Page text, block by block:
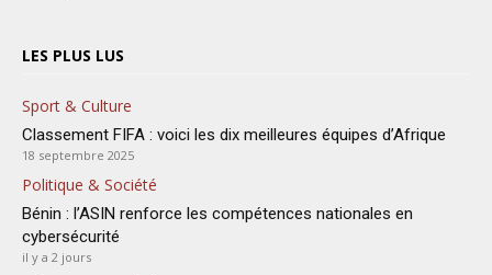
LES PLUS LUS
Sport & Culture
Classement FIFA : voici les dix meilleures équipes d’Afrique
18 septembre 2025
Politique & Société
Bénin : l’ASIN renforce les compétences nationales en
cybersécurité
il y a 2 jours